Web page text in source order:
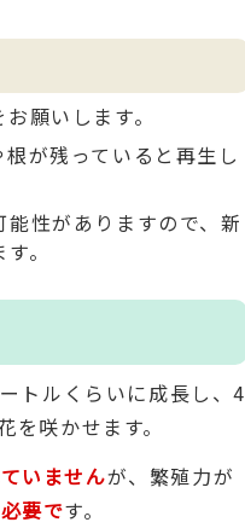
願いします。
が残っていると再生し
性がありますので、新
。
トルくらいに成長し、4
咲かせます。
いませんが、繁殖力が
要です。